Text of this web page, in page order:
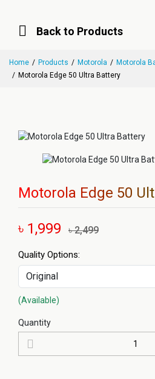
Back to Products
Home Products Motorola
Motorola
Motorola Edge 50 Ultra Battery
Motorola Edge 50
৳ 1,999 ৳ 2,499
Quality Options:
(Available)
Quantity